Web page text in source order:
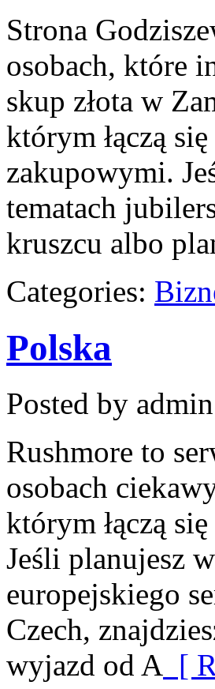
Strona
osobach, które
skup złota w
którym łączą
zakupowymi.
tematach
kruszcu albo
Categories:
Polska
Posted by admin
Rushmore to
osobach
którym łączą
Jeśli planujesz
europejskiego
Czech,
wyjazd od A [